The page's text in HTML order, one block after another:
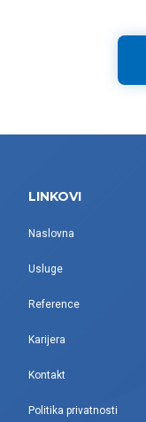
LINKOVI
Naslovna
Usluge
Reference
Karijera
Kontakt
Politika privatnosti